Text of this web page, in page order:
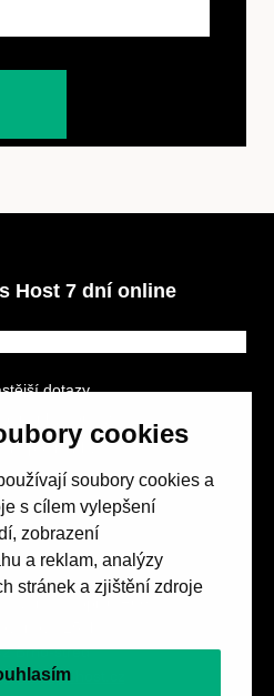
cookies
soubory cookies a
s cílem vylepšení
zobrazení
a reklam, analýzy
stránek a zjištění zdroje
Host 7 dní online
dotazy
podmínky
Brno-střed